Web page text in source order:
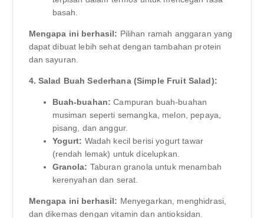
basah.
Mengapa ini berhasil: Pilihan ramah anggaran yang
dapat dibuat lebih sehat dengan tambahan protein
dan sayuran.
4. Salad Buah Sederhana (Simple Fruit Salad):
Buah-buahan: Campuran buah-buahan
musiman seperti semangka, melon, pepaya,
pisang, dan anggur.
Yogurt: Wadah kecil berisi yogurt tawar
(rendah lemak) untuk dicelupkan.
Granola: Taburan granola untuk menambah
kerenyahan dan serat.
Mengapa ini berhasil: Menyegarkan, menghidrasi,
dan dikemas dengan vitamin dan antioksidan.